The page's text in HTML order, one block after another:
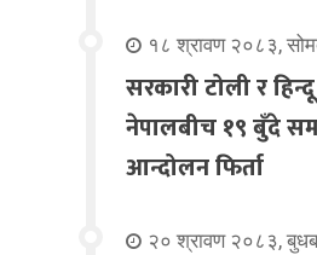
१८ श्रावण २०८३,
सरकारी टोली र
नेपालबीच १९ बुँदे
आन्दोलन फिर्ता
२० श्रावण २०८३,